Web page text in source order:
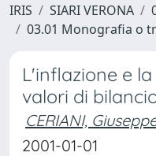
IRIS SIARI VERONA
03.01 Monografia o
L'inflazione e
valori di
CERIANI,
2001-01-01